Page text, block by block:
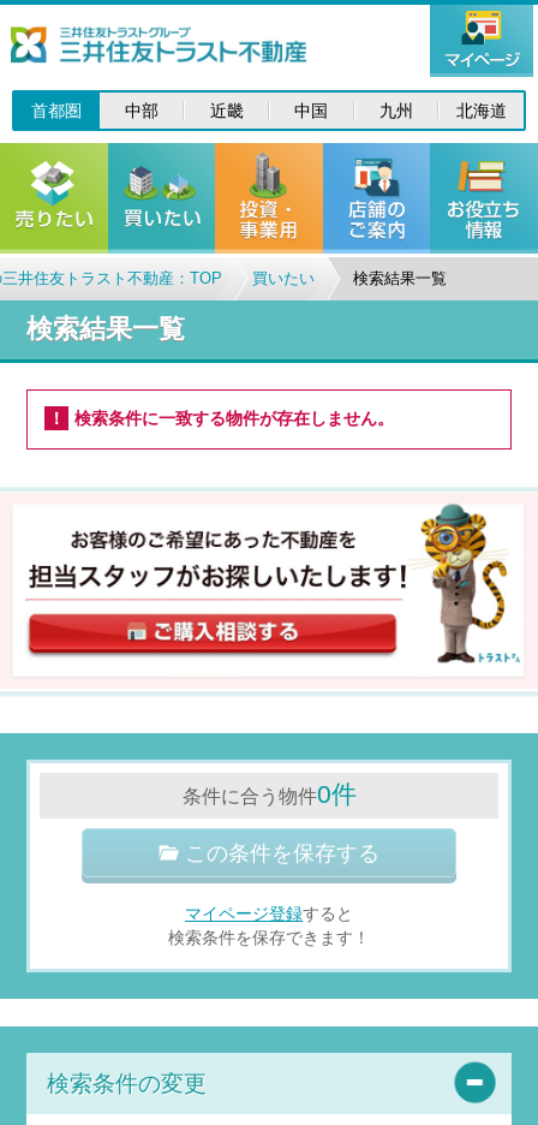
首都圏 中部 近畿 中国 九州 北海道
井住友トラスト不動産：TOP 買いたい 検索結果一覧
検索結果一覧
検索条件に一致する物件が存在しません。
条件に合う物件0件
この条件を保存する
マイページ登録すると
検索条件を保存できます！
検索条件の変更